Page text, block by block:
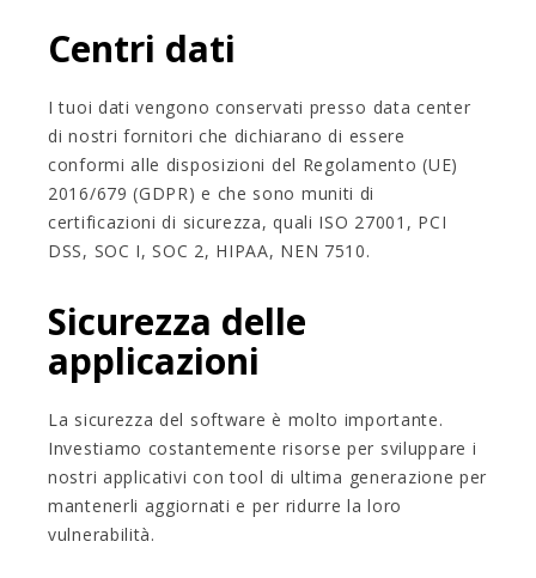
Centri dati
I tuoi dati vengono conservati presso data center
di nostri fornitori che dichiarano di essere
conformi alle disposizioni del Regolamento (UE)
2016/679 (GDPR) e che sono muniti di
certificazioni di sicurezza, quali ISO 27001, PCI
DSS, SOC I, SOC 2, HIPAA, NEN 7510.
Sicurezza delle
applicazioni
La sicurezza del software è molto importante.
Investiamo costantemente risorse per sviluppare i
nostri applicativi con tool di ultima generazione per
mantenerli aggiornati e per ridurre la loro
vulnerabilità.